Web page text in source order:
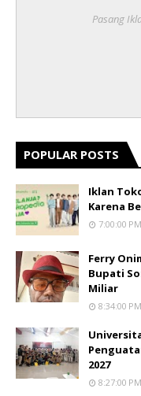
Pasang
POPULAR POSTS
Iklan
Karena
7:00:00 PM
Ferry
Bupati
Miliar
8:34:00 PM
2027
8:27:00 PM